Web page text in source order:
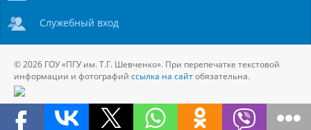
Служебный вход
© 2026 ГОУ «ПГУ им. Т.Г. Шевченко». При перепечатке текстовой
информации и фотографий ссылка на сайтобязательна.